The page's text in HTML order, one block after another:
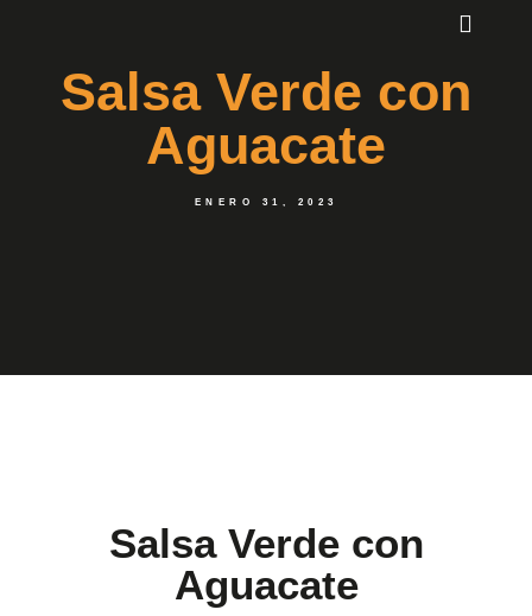
Salsa Verde con
Aguacate
ENERO 31, 2023
Salsa Verde con
Aguacate